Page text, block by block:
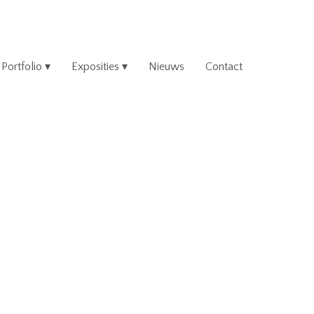
Portfolio Exposities Nieuws Contact